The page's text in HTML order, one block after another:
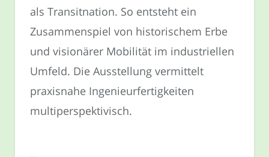
als Transitnation. So entsteht ein
Zusammenspiel von historischem Erbe
und visionärer Mobilität im industriellen
Umfeld. Die Ausstellung vermittelt
praxisnahe Ingenieurfertigkeiten
multiperspektivisch.